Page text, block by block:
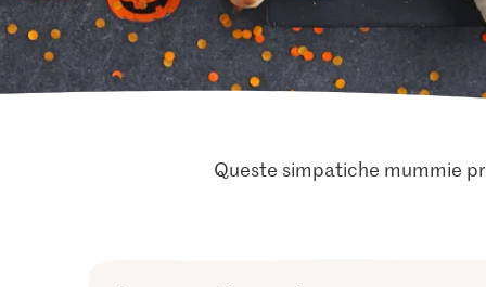
Queste simpatiche mummie